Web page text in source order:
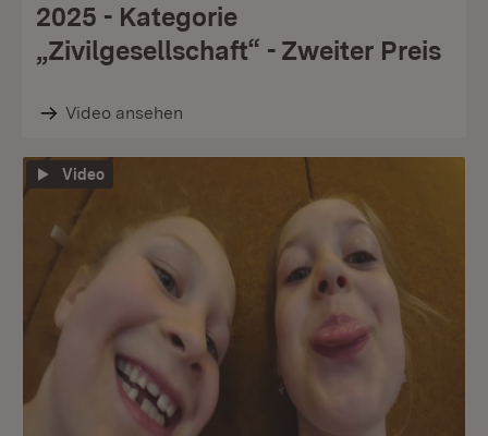
2025 - Kategorie
„Zivilgesellschaft“ - Zweiter Preis
Video ansehen
Video